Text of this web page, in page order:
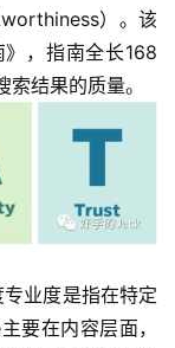
）。该
，指南全长168
结果的质量。
业度是指在特定
要在内容层面，